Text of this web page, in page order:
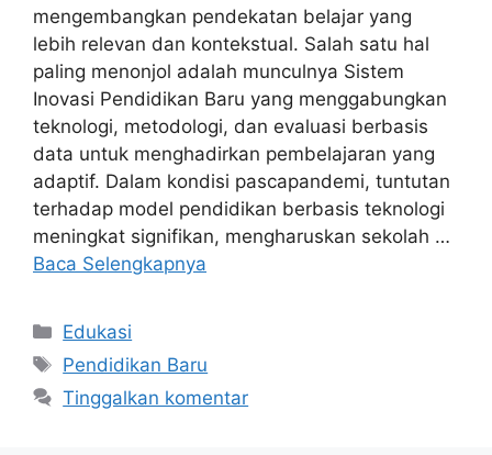
mengembangkan pendekatan belajar yang
lebih relevan dan kontekstual. Salah satu hal
paling menonjol adalah munculnya Sistem
Inovasi Pendidikan Baru yang menggabungkan
teknologi, metodologi, dan evaluasi berbasis
data untuk menghadirkan pembelajaran yang
adaptif. Dalam kondisi pascapandemi, tuntutan
terhadap model pendidikan berbasis teknologi
meningkat signifikan, mengharuskan sekolah …
Baca Selengkapnya
Kategori
Edukasi
Tag
Pendidikan Baru
Tinggalkan komentar